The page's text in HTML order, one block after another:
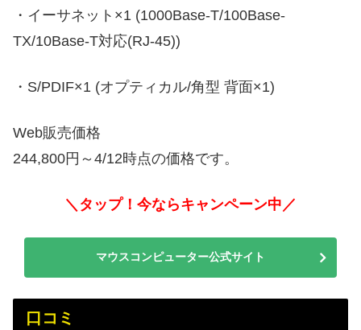
・イーサネット×1 (1000Base-T/100Base-
TX/10Base-T対応(RJ-45))
・S/PDIF×1 (オプティカル/角型 背面×1)
Web販売価格
244,800円～4/12時点の価格です。
＼タップ！今ならキャンペーン中／
マウスコンピューター公式サイト
口コミ